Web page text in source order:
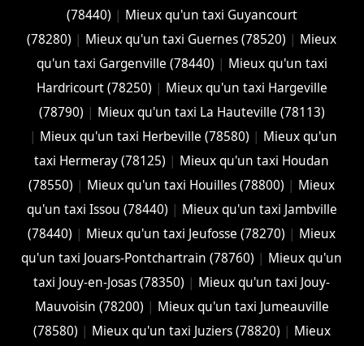
(78440) | Mieux qu'un taxi Guyancourt
(78280) | Mieux qu'un taxi Guernes (78520) | Mieux
qu'un taxi Gargenville (78440) | Mieux qu'un taxi
Hardricourt (78250) | Mieux qu'un taxi Hargeville
(78790) | Mieux qu'un taxi La Hauteville (78113)
| Mieux qu'un taxi Herbeville (78580) | Mieux qu'un
taxi Hermeray (78125) | Mieux qu'un taxi Houdan
(78550) | Mieux qu'un taxi Houilles (78800) | Mieux
qu'un taxi Issou (78440) | Mieux qu'un taxi Jambville
(78440) | Mieux qu'un taxi Jeufosse (78270) | Mieux
qu'un taxi Jouars-Pontchartrain (78760) | Mieux qu'un
taxi Jouy-en-Josas (78350) | Mieux qu'un taxi Jouy-
Mauvoisin (78200) | Mieux qu'un taxi Jumeauville
(78580) | Mieux qu'un taxi Juziers (78820) | Mieux